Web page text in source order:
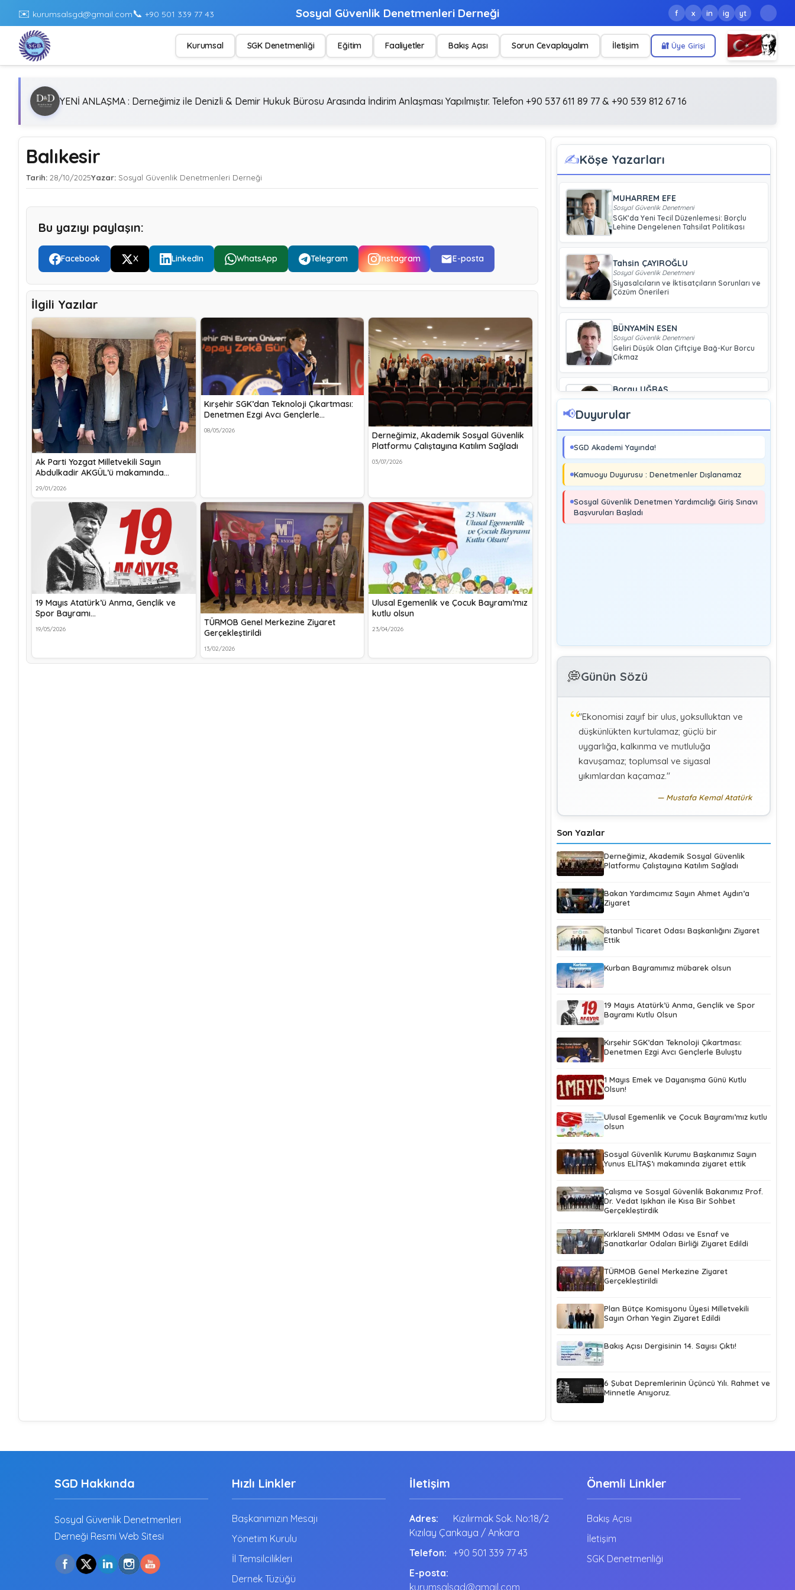
✉️ kurumsalsgd@gmail.com📞 +90 501 339 77 43 Sosyal Güvenlik Denetmenleri Derneği f x in ig yt
Kurumsal SGK Denetmenliği Eğitim Faaliyetler Bakış Açısı Sorun Cevaplayalım İletişim 🔐 Üye Girişi
YENİ ANLAŞMA : Derneğimiz ile Denizli & Demir Hukuk Bürosu Arasında İndirim Anlaşması Yapılmıştır. Telefon +90 537 611 89 77 & +90 539 812 67 16
Balıkesir
Tarih: 28/10/2025Yazar: Sosyal Güvenlik Denetmenleri Derneği
Bu yazıyı paylaşın:
Facebook X LinkedIn WhatsApp Telegram Instagram E-posta
İlgili Yazılar
Ak Parti Yozgat Milletvekili Sayın
Abdulkadir AKGÜL’ü makamında…
29/01/2026
Kırşehir SGK’dan Teknoloji Çıkartması:
Denetmen Ezgi Avcı Gençlerle…
08/05/2026
Derneğimiz, Akademik Sosyal Güvenlik
Platformu Çalıştayına Katılım Sağladı
03/07/2026
19 Mayıs Atatürk’ü Anma, Gençlik ve
Spor Bayramı…
19/05/2026
TÜRMOB Genel Merkezine Ziyaret
Gerçekleştirildi
13/02/2026
Ulusal Egemenlik ve Çocuk Bayramı’mız
kutlu olsun
23/04/2026
✍️Köşe Yazarları
MUHARREM EFE
Sosyal Güvenlik Denetmeni
SGK’da Yeni Tecil Düzenlemesi: Borçlu
Lehine Dengelenen Tahsilat Politikası
Tahsin ÇAYIROĞLU
Sosyal Güvenlik Denetmeni
Siyasalcıların ve İktisatçıların Sorunları ve
Çözüm Önerileri
BÜNYAMİN ESEN
Sosyal Güvenlik Denetmeni
Geliri Düşük Olan Çiftçiye Bağ-Kur Borcu
Çıkmaz
Boray UĞRAŞ
Sosyal Güvenlik Denetmeni
Soma ve Ermenek’te Meydana Gelen
Kazalar Büyük Endüstriyel Kaza
MURAT ÇİMEN
Kayıt Dışı İstihdamla Mücadeleye Farklı
Bir Yaklaşım
K
KÜBRA KOÇ
İkili Sosyal Güvenlik Anlaşmaları :Türkiye
(Makale)
📢Duyurular
SGD Akademi Yayında!
Kamuoyu Duyurusu : Denetmenler Dışlanamaz
Sosyal Güvenlik Denetmen Yardımcılığı Giriş Sınavı
Başvuruları Başladı
💭Günün Sözü
"Ekonomisi zayıf bir ulus, yoksulluktan ve
düşkünlükten kurtulamaz; güçlü bir
uygarlığa, kalkınma ve mutluluğa
kavuşamaz; toplumsal ve siyasal
yıkımlardan kaçamaz."
Mustafa Kemal Atatürk
Son Yazılar
Derneğimiz, Akademik Sosyal Güvenlik
Platformu Çalıştayına Katılım Sağladı
Bakan Yardımcımız Sayın Ahmet Aydın’a
Ziyaret
İstanbul Ticaret Odası Başkanlığını Ziyaret
Ettik
Kurban Bayramımız mübarek olsun
19 Mayıs Atatürk’ü Anma, Gençlik ve Spor
Bayramı Kutlu Olsun
Kırşehir SGK’dan Teknoloji Çıkartması:
Denetmen Ezgi Avcı Gençlerle Buluştu
1 Mayıs Emek ve Dayanışma Günü Kutlu
Olsun!
Ulusal Egemenlik ve Çocuk Bayramı’mız kutlu
olsun
Sosyal Güvenlik Kurumu Başkanımız Sayın
Yunus ELİTAŞ’ı makamında ziyaret ettik
Çalışma ve Sosyal Güvenlik Bakanımız Prof.
Dr. Vedat Işıkhan ile Kısa Bir Sohbet
Gerçekleştirdik
Kırklareli SMMM Odası ve Esnaf ve
Sanatkarlar Odaları Birliği Ziyaret Edildi
TÜRMOB Genel Merkezine Ziyaret
Gerçekleştirildi
Plan Bütçe Komisyonu Üyesi Milletvekili
Sayın Orhan Yegin Ziyaret Edildi
Bakış Açısı Dergisinin 14. Sayısı Çıktı!
6 Şubat Depremlerinin Üçüncü Yılı. Rahmet ve
Minnetle Anıyoruz.
SGD Hakkında
Sosyal Güvenlik Denetmenleri
Derneği Resmi Web Sitesi
Hızlı Linkler
Başkanımızın Mesajı
Yönetim Kurulu
İl Temsilcilikleri
Dernek Tüzüğü
İletişim
Adres:
Kızılırmak Sok. No:18/2
Kızılay Çankaya / Ankara
Telefon:
+90 501 339 77 43
E-posta:
kurumsalsgd@gmail.com
Önemli Linkler
Bakış Açısı
İletişim
SGK Denetmenliği